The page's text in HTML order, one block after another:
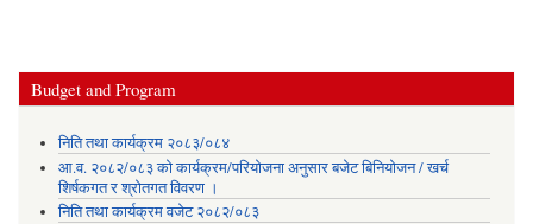
Budget and Program
निति तथा कार्यक्रम २०८३/०८४
आ.व. २०८२/०८३ को कार्यक्रम/परियोजना अनुसार बजेट बिनियोजन / खर्च
शिर्षकगत र श्रोतगत विवरण ।
निति तथा कार्यक्रम वजेट २०८२/०८३